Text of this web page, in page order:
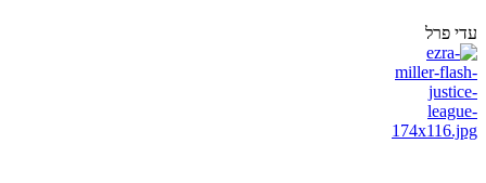
עדי פרל